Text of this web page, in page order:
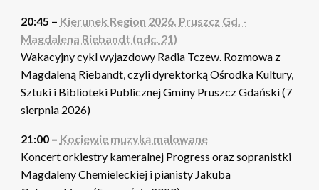
20:45 – Kierunek Region 2026. Pruszcz Gd. -
Magdalena Riebandt (odc. 21)
Wakacyjny cykl wyjazdowy Radia Tczew. Rozmowa z
Magdaleną Riebandt, czyli dyrektorką Ośrodka Kultury,
Sztuki i Biblioteki Publicznej Gminy Pruszcz Gdański (7
sierpnia 2026)
21:00 – Kociewie muzyką malowane
Koncert orkiestry kameralnej Progress oraz sopranistki
Magdaleny Chemieleckiej i pianisty Jakuba